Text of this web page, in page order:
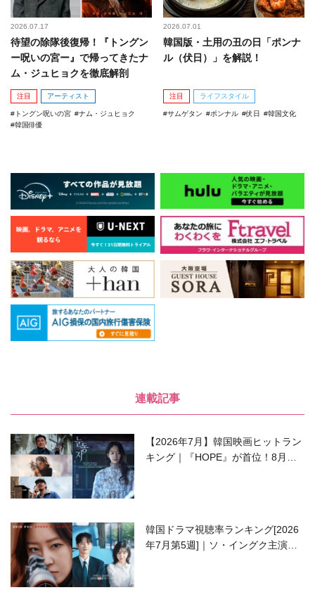
2026.07.17
待望の除隊後復帰！『トングン
ー呪いの宮ー』で帰ってきたナ
ム・ジュヒョクを徹底解剖
注目 アーティスト
トングン呪いの宮
ナム・ジュヒョク
韓国俳優
2026.07.01
韓国版・土用の丑の日「ポンナ
ル（伏日）」を解説！
注目 ライフスタイル
サムゲタン ポンナル 伏日 韓国文化
連載記事
【2026年7月】韓国映画ヒットラン
キング｜『HOPE』が首位！8月公
韓国ドラマ視聴率ランキング[2026
年7月第5週]｜ソ・イングク主演の